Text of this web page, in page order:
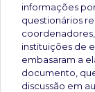
informações
questionários
instituições de
embasaram a
documento,
discussão em